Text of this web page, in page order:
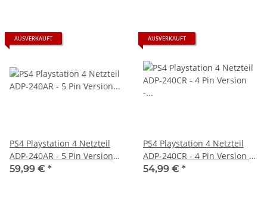
AUSVERKAUFT
PS4 Playstation 4 Netzteil
ADP-240AR - 5 Pin Version
für PS4 CUH-1004A neu
59,99 € *
AUSVERKAUFT
PS4 Playstation 4 Netzteil
ADP-240CR - 4 Pin Version -
54,99 € *